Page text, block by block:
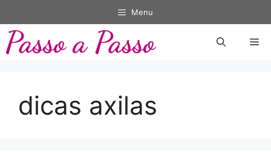
para
conteúdo
Menu
dicas axilas